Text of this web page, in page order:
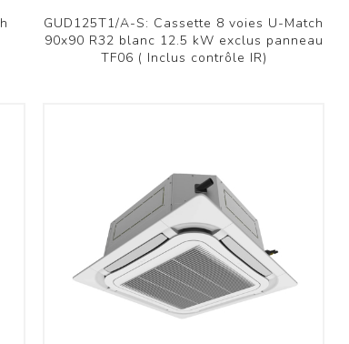
GUD125T1/A-S: Cassette 8 voies U-Match
90x90 R32 blanc 12.5 kW exclus panneau
TF06 ( Inclus contrôle IR)